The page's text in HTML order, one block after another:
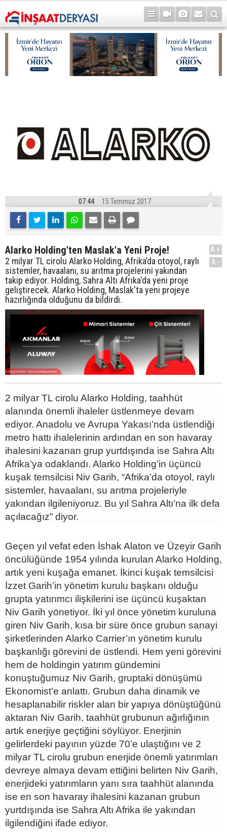
07:44 15 Temmuz 2017
Alarko Holding'ten Maslak'a Yeni Proje!
2 milyar TL cirolu Alarko Holding, Afrika’da otoyol, raylı
sistemler, havaalanı, su arıtma projelerini yakından
takip ediyor. Holding, Sahra Altı Afrika'da yeni proje
geliştirecek. Alarko Holding, Maslak'ta yeni projeye
hazırlığında olduğunu da bildirdi.
A+
A-
2 milyar TL cirolu Alarko Holding, taahhüt
alanında önemli ihaleler üstlenmeye devam
ediyor. Anadolu ve Avrupa Yakası’nda üstlendiği
metro hattı ihalelerinin ardından en son havaray
ihalesini kazanan grup yurtdışında ise Sahra Altı
Afrika’ya odaklandı. Alarko Holding’in üçüncü
kuşak temsilcisi Niv Garih, “Afrika’da otoyol, raylı
sistemler, havaalanı, su arıtma projeleriyle
yakından ilgileniyoruz. Bu yıl Sahra Altı’na ilk defa
açılacağız” diyor.
Geçen yıl vefat eden İshak Alaton ve Üzeyir Garih
öncülüğünde 1954 yılında kurulan Alarko Holding,
artık yeni kuşağa emanet. İkinci kuşak temsilcisi
İzzet Garih’in yönetim kurulu başkanı olduğu
grupta yatırımcı ilişkilerini ise üçüncü kuşaktan
Niv Garih yönetiyor. İki yıl önce yönetim kuruluna
giren Niv Garih, kısa bir süre önce grubun sanayi
şirketlerinden Alarko Carrier’ın yönetim kurulu
başkanlığı görevini de üstlendi. Hem yeni görevini
hem de holdingin yatırım gündemini
konuştuğumuz Niv Garih, gruptaki dönüşümü
Ekonomist’e anlattı. Grubun daha dinamik ve
hesaplanabilir riskler alan bir yapıya dönüştüğünü
aktaran Niv Garih, taahhüt grubunun ağırlığının
artık enerjiye geçtiğini söylüyor. Enerjinin
gelirlerdeki payının yüzde 70’e ulaştığını ve 2
milyar TL cirolu grubun enerjide önemli yatırımları
devreye almaya devam ettiğini belirten Niv Garih,
enerjideki yatırımların yanı sıra taahhüt alanında
ise en son havaray ihalesini kazanan grubun
yurtdışında ise Sahra Altı Afrika ile yakından
ilgilendiğini ifade ediyor.